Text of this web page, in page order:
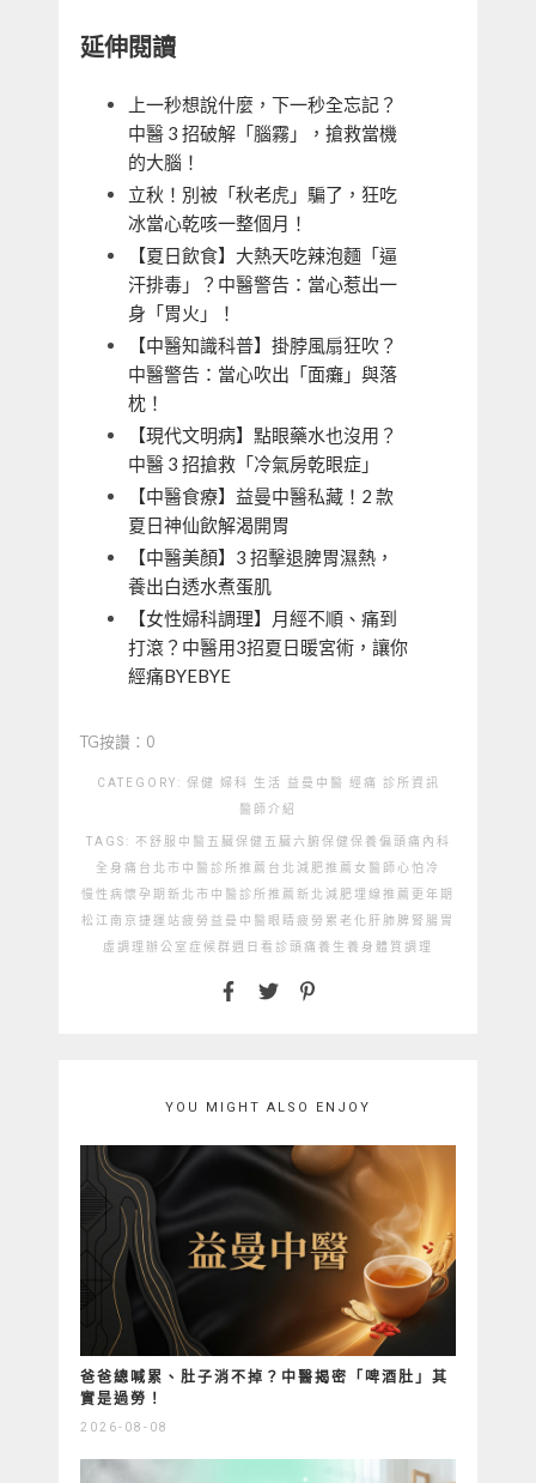
延伸閱讀
上一秒想說什麼，下一秒全忘記？
中醫 3 招破解「腦霧」，搶救當機
的大腦！
立秋！別被「秋老虎」騙了，狂吃
冰當心乾咳一整個月！
【夏日飲食】大熱天吃辣泡麵「逼
汗排毒」？中醫警告：當心惹出一
身「胃火」！
【中醫知識科普】掛脖風扇狂吹？
中醫警告：當心吹出「面癱」與落
枕！
【現代文明病】點眼藥水也沒用？
中醫 3 招搶救「冷氣房乾眼症」
【中醫食療】益曼中醫私藏！2 款
夏日神仙飲解渴開胃
【中醫美顏】3 招擊退脾胃濕熱，
養出白透水煮蛋肌
【女性婦科調理】月經不順、痛到
打滾？中醫用3招夏日暖宮術，讓你
經痛BYEBYE
TG按讚：0
CATEGORY: 保健 婦科 生活 益曼中醫 經痛 診所資訊
醫師介紹
TAGS: 不舒服 中醫 五臟保健 五臟六腑保健保養 偏頭痛 內科
全身痛 台北市中醫診所推薦 台北減肥推薦 女醫師 心怕冷
慢性病懷孕期 新北市中醫診所推薦 新北減肥埋線推薦 更年期
松江南京捷運站疲勞 益曼中醫 眼睛疲勞 累 老化肝肺脾 腎腸胃
虛 調理 辦公室症候群週日看診 頭痛 養生 養身 體質調理
YOU MIGHT ALSO ENJOY
爸爸總喊累、肚子消不掉？中醫揭密「啤酒肚」其
實是過勞！
2026-08-08